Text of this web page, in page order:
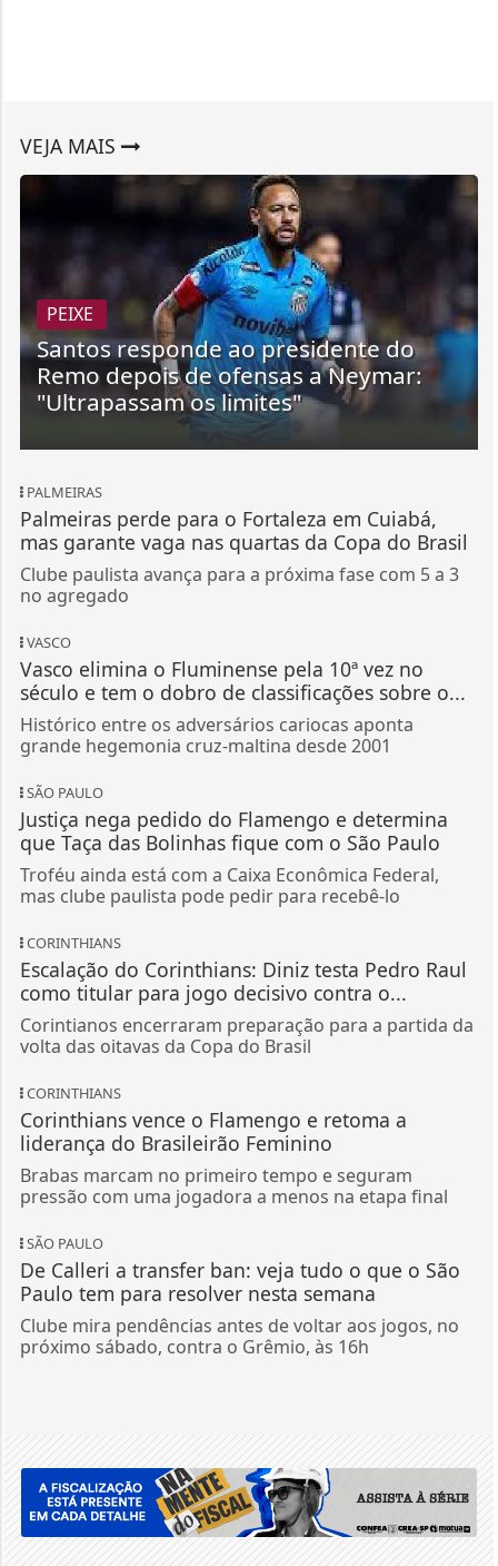
VEJA MAIS
PEIXE
Santos responde ao presidente do
Remo depois de ofensas a Neymar:
"Ultrapassam os limites"
PALMEIRAS
Palmeiras perde para o Fortaleza em Cuiabá,
mas garante vaga nas quartas da Copa do Brasil
Clube paulista avança para a próxima fase com 5 a 3
no agregado
VASCO
Vasco elimina o Fluminense pela 10ª vez no
século e tem o dobro de classificações sobre o...
Histórico entre os adversários cariocas aponta
grande hegemonia cruz-maltina desde 2001
SÃO PAULO
Justiça nega pedido do Flamengo e determina
que Taça das Bolinhas fique com o São Paulo
Troféu ainda está com a Caixa Econômica Federal,
mas clube paulista pode pedir para recebê-lo
CORINTHIANS
Escalação do Corinthians: Diniz testa Pedro Raul
como titular para jogo decisivo contra o...
Corintianos encerraram preparação para a partida da
volta das oitavas da Copa do Brasil
CORINTHIANS
Corinthians vence o Flamengo e retoma a
liderança do Brasileirão Feminino
Brabas marcam no primeiro tempo e seguram
pressão com uma jogadora a menos na etapa final
SÃO PAULO
De Calleri a transfer ban: veja tudo o que o São
Paulo tem para resolver nesta semana
Clube mira pendências antes de voltar aos jogos, no
próximo sábado, contra o Grêmio, às 16h